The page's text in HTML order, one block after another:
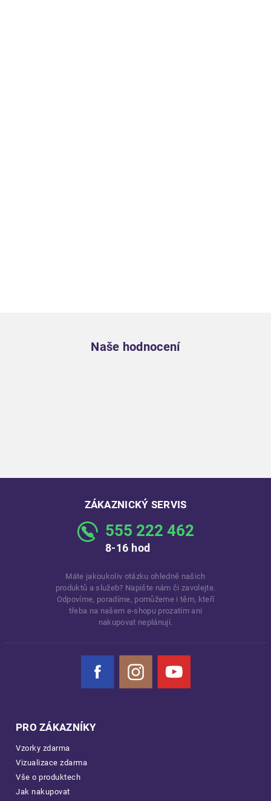
Naše hodnocení
ZÁKAZNICKÝ SERVIS
555 222 462
8-16 hod
Máte jakoukoliv otázku ohledně našich
produktů a služeb? Napište nám či zavolejte.
Odpovíme, poradíme, pomůžeme i těm, kteří
třeba na našem e-shopu prozatím ani
nakupovat neplánují.
Facebook Instagram YouTube
PRO ZÁKAZNÍKY
Vzorky zdarma
Vizualizace zdarma
Vše o produktech
Jak nakupovat